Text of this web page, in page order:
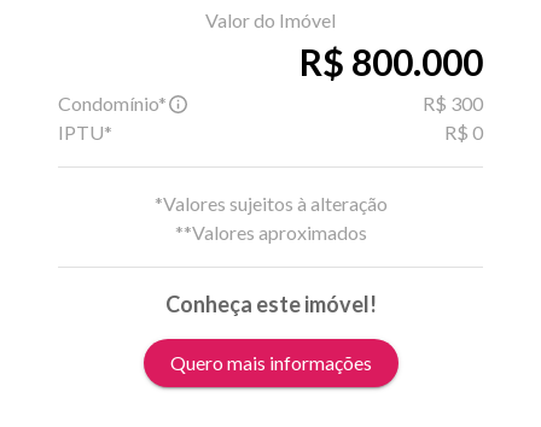
Valor do Imóvel
R$ 800.000
Condomínio*
R$ 300
IPTU*
R$ 0
*Valores sujeitos à alteração
**Valores aproximados
Conheça este imóvel!
Quero mais informações